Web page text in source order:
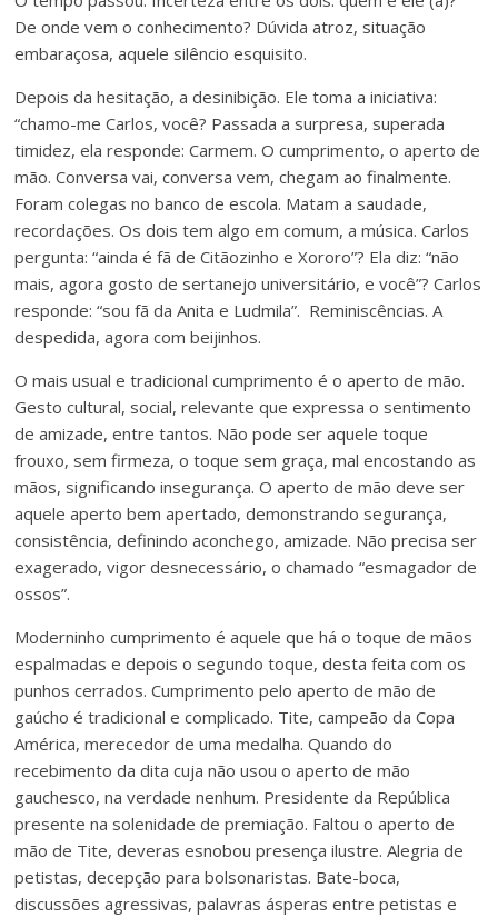
De onde vem o conhecimento? Dúvida atroz, situação
embaraçosa, aquele silêncio esquisito.
Depois da hesitação, a desinibição. Ele toma a iniciativa:
“chamo-me Carlos, você? Passada a surpresa, superada
timidez, ela responde: Carmem. O cumprimento, o aperto de
mão. Conversa vai, conversa vem, chegam ao finalmente.
Foram colegas no banco de escola. Matam a saudade,
recordações. Os dois tem algo em comum, a música. Carlos
pergunta: “ainda é fã de Citãozinho e Xororo”? Ela diz: “não
mais, agora gosto de sertanejo universitário, e você”? Carlos
responde: “sou fã da Anita e Ludmila”. Reminiscências. A
despedida, agora com beijinhos.
O mais usual e tradicional cumprimento é o aperto de mão.
Gesto cultural, social, relevante que expressa o sentimento
de amizade, entre tantos. Não pode ser aquele toque
frouxo, sem firmeza, o toque sem graça, mal encostando as
mãos, significando insegurança. O aperto de mão deve ser
aquele aperto bem apertado, demonstrando segurança,
consistência, definindo aconchego, amizade. Não precisa ser
exagerado, vigor desnecessário, o chamado “esmagador de
ossos”.
Moderninho cumprimento é aquele que há o toque de mãos
espalmadas e depois o segundo toque, desta feita com os
punhos cerrados. Cumprimento pelo aperto de mão de
gaúcho é tradicional e complicado. Tite, campeão da Copa
América, merecedor de uma medalha. Quando do
recebimento da dita cuja não usou o aperto de mão
gauchesco, na verdade nenhum. Presidente da República
presente na solenidade de premiação. Faltou o aperto de
mão de Tite, deveras esnobou presença ilustre. Alegria de
petistas, decepção para bolsonaristas. Bate-boca,
discussões agressivas, palavras ásperas entre petistas e